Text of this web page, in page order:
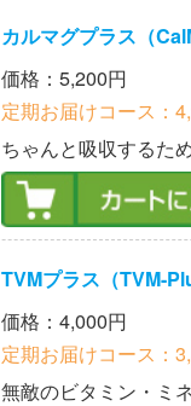
カルマグプラス（
価格：5,200円
定期お届けコース：
ちゃんと吸収するた
TVMプラス（TVM-
価格：4,000円
定期お届けコース：
無敵のビタミン・ミ